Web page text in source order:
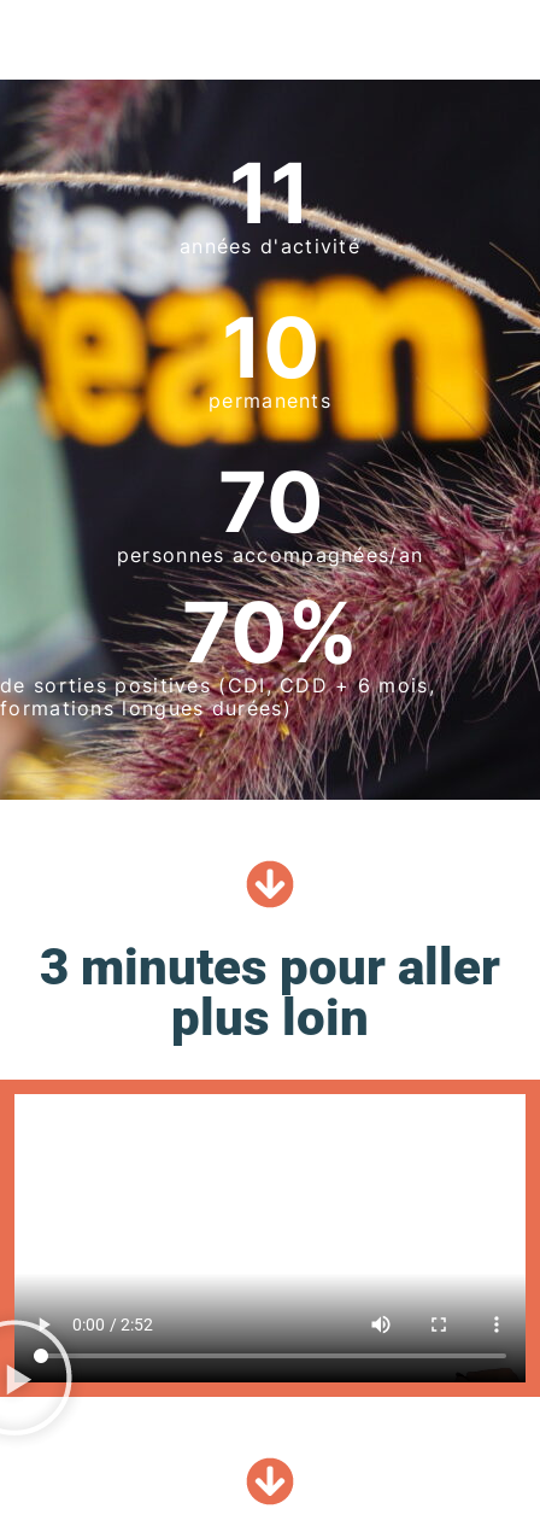
années d'activité
11
permanents
10
personnes accompagnées/an
70
de sorties positives (CDI, CDD + 6 mois,
formations longues durées)
70%
3 minutes pour aller
plus loin